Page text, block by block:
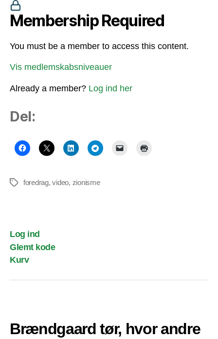
Membership Required
You must be a member to access this content.
Vis medlemskabsniveauer
Already a member? Log ind her
Del:
Tagsforedrag,video, zionisme
Log ind
Glemt kode
Kurv
Brændgaard tør, hvor andre